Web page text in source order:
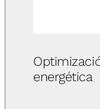
energética